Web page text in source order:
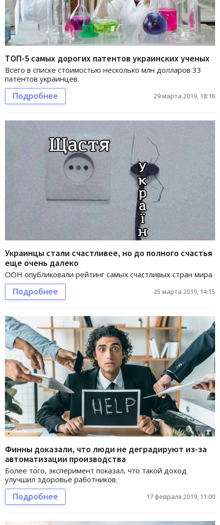
ТОП-5 самых дорогих патентов украинских ученых
Всего в списке стоимостью несколько млн долларов 33
патентов украинцев.
Подробнее 29 марта 2019, 18:16
Украинцы стали счастливее, но до полного счастья
еще очень далеко
ООН опубликовали рейтинг самых счастливых стран мира.
Подробнее 25 марта 2019, 14:15
Финны доказали, что люди не деградируют из-за
автоматизации производства
Более того, эксперимент показал, что такой доход
улучшил здоровье работников.
Подробнее 17 февраля 2019, 11:00